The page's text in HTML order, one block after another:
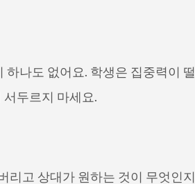
나도 없어요. 학생은 집중력이 떨
두르지 마세요.
리고 상대가 원하는 것이 무엇인지